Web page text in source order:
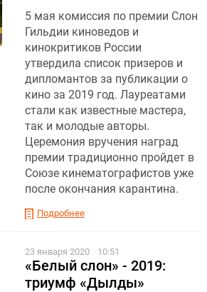
5 мая комиссия по премии Слон
Гильдии киноведов и
кинокритиков России
утвердила список призеров и
дипломантов за публикации о
кино за 2019 год. Лауреатами
стали как известные мастера,
так и молодые авторы.
Церемония вручения наград
премии традиционно пройдет в
Союзе кинематографистов уже
после окончания карантина.
Подробнее
23 января 2020 10:51
«Белый слон» - 2019:
триумф «Дылды»